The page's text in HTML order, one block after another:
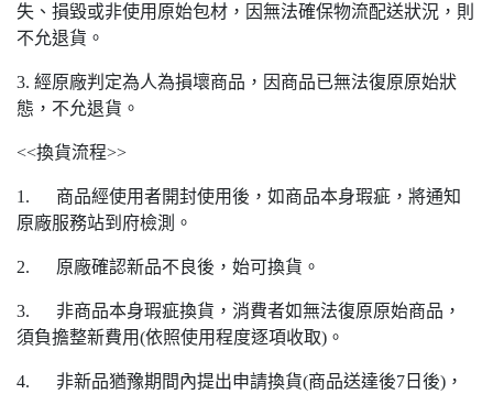
失、損毀或非使用原始包材，因無法確保物流配送狀況，則
不允退貨。
3. 經原廠判定為人為損壞商品，因商品已無法復原原始狀
態，不允退貨。
<<換貨流程>>
1. 商品經使用者開封使用後，如商品本身瑕疵，將通知
原廠服務站到府檢測。
2. 原廠確認新品不良後，始可換貨。
3. 非商品本身瑕疵換貨，消費者如無法復原原始商品，
須負擔整新費用(依照使用程度逐項收取)。
4. 非新品猶豫期間內提出申請換貨(商品送達後7日後)，